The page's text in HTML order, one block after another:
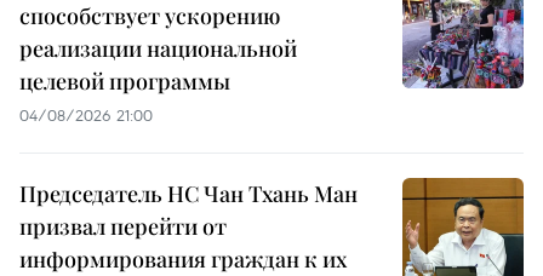
способствует ускорению
реализации национальной
целевой программы
04/08/2026 21:00
Председатель НС Чан Тхань Ман
призвал перейти от
информирования граждан к их